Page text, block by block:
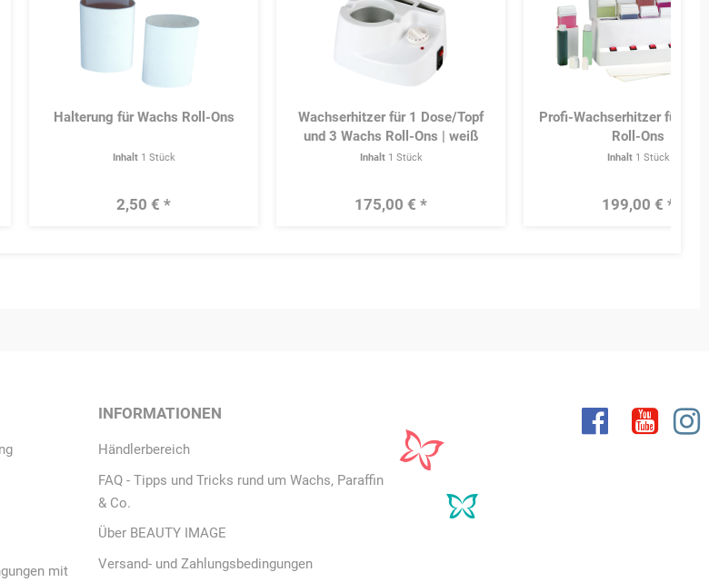
Halterung für Wachs Roll-Ons
Inhalt 1 Stück
2,50 € *
Wachserhitzer für 1 Dose/Topf
und 3 Wachs Roll-Ons | weiß
Inhalt 1 Stück
175,00 € *
Profi-Wachserhitzer für 8
Roll-Ons
Inhalt 1 Stück
199,00 € *
mit
INFORMATIONEN
Händlerbereich
FAQ - Tipps und Tricks rund um Wachs, Paraffin
& Co.
Über BEAUTY IMAGE
Versand- und Zahlungsbedingungen